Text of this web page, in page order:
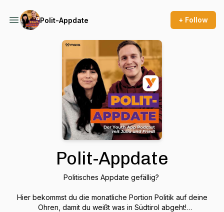
Polit-Appdate + Follow
Polit-Appdate
Politisches Appdate gefällig?
Hier bekommst du die monatliche Portion Politik auf deine
Ohren, damit du weißt was in Südtirol abgeht!